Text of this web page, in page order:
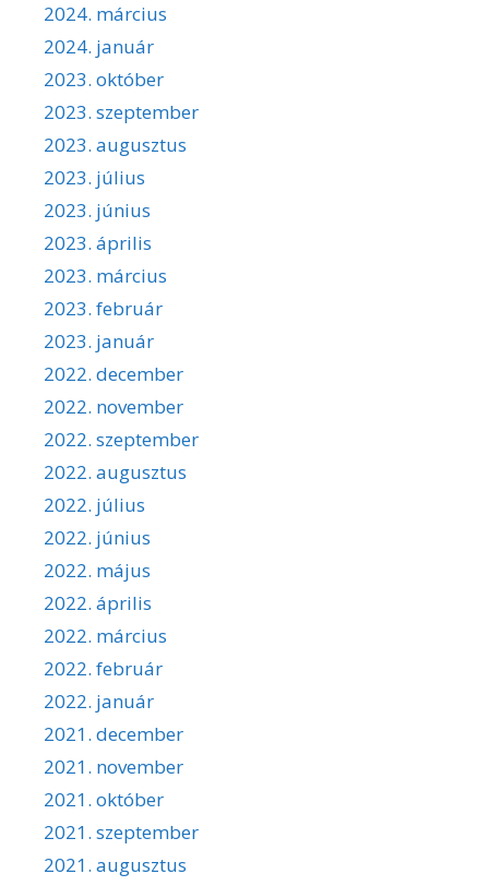
2024. március
2024. január
2023. október
2023. szeptember
2023. augusztus
2023. július
2023. június
2023. április
2023. március
2023. február
2023. január
2022. december
2022. november
2022. szeptember
2022. augusztus
2022. július
2022. június
2022. május
2022. április
2022. március
2022. február
2022. január
2021. december
2021. november
2021. október
2021. szeptember
2021. augusztus